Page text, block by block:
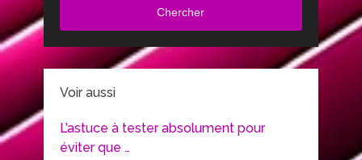
Chercher
Voir aussi
L’astuce à tester absolument pour
éviter que …